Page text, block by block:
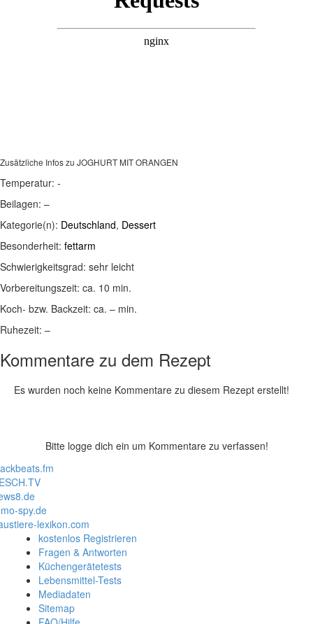
Zusätzliche Infos zu JOGHURT MIT ORANGEN
Temperatur: -
Beilagen: –
Kategorie(n): Deutschland, Dessert
Besonderheit: fettarm
Schwierigkeitsgrad: sehr leicht
Vorbereitungszeit: ca. 10 min.
Koch- bzw. Backzeit: ca. – min.
Ruhezeit: –
Kommentare zu dem Rezept
Es wurden noch keine Kommentare zu diesem Rezept erstellt!
Bitte logge dich ein um Kommentare zu verfassen!
spy.de
lexikon.com
kostenlos Registrieren
Fragen & Antworten
Küchengerätetests
Lebensmittel-Tests
Mediadaten
Sitemap